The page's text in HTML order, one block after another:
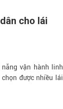
cho lái
vận hành linh
được nhiều lái